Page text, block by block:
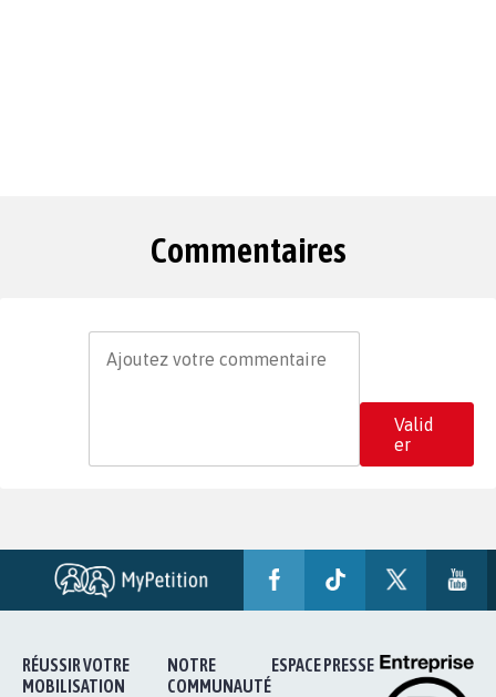
Commentaires
Valid
er
RÉUSSIR VOTRE
MOBILISATION
NOTRE
COMMUNAUTÉ
ESPACE PRESSE